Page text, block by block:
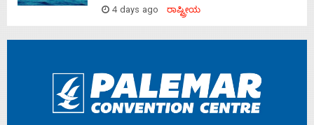
4 days ago ರಾಷ್ಟ್ರೀಯ